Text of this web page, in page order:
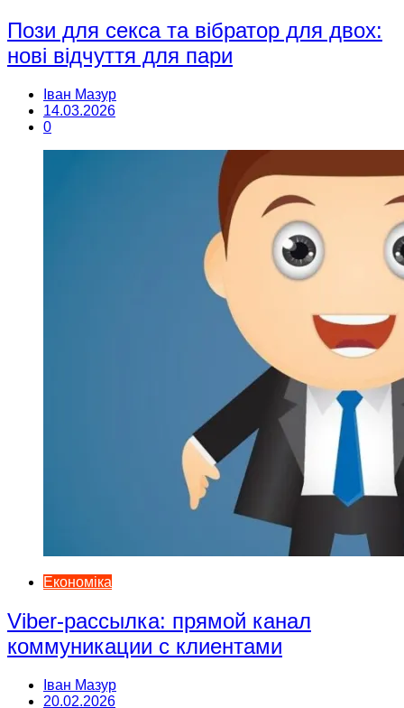
Пози для секса та вібратор для двох:
нові відчуття для пари
Іван Мазур
14.03.2026
0
Економіка
Viber-рассылка: прямой канал
коммуникации с клиентами
Іван Мазур
20.02.2026